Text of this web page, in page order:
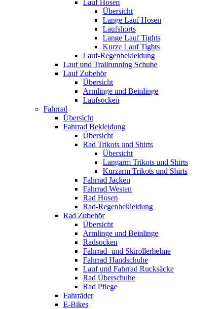
Lauf Hosen
Übersicht
Lange Lauf Hosen
Laufshorts
Lange Lauf Tights
Kurze Lauf Tights
Lauf-Regenbekleidung
Lauf und Trailrunning Schuhe
Lauf Zubehör
Übersicht
Armlinge und Beinlinge
Laufsocken
Fahrrad
Übersicht
Fahrrad Bekleidung
Übersicht
Rad Trikots und Shirts
Übersicht
Langarm Trikots und Shirts
Kurzarm Trikots und Shirts
Fahrrad Jacken
Fahrrad Westen
Rad Hosen
Rad-Regenbekleidung
Rad Zubehör
Übersicht
Armlinge und Beinlinge
Radsocken
Fahrrad- und Skirollerhelme
Fahrrad Handschuhe
Lauf und Fahrrad Rucksäcke
Rad Überschuhe
Rad Pflege
Fahrräder
E-Bikes